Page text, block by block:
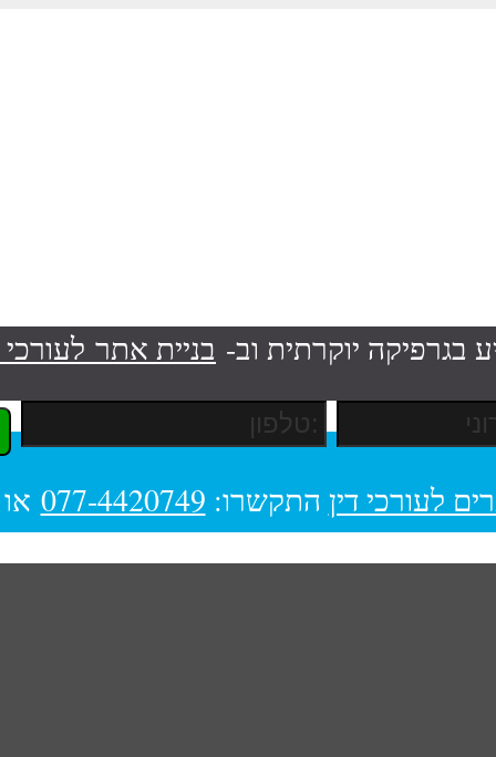
בגרפיקה יוקרתית וב- בניית אתר לעורכי
לעורכי דין התקשרו: 077-4420749